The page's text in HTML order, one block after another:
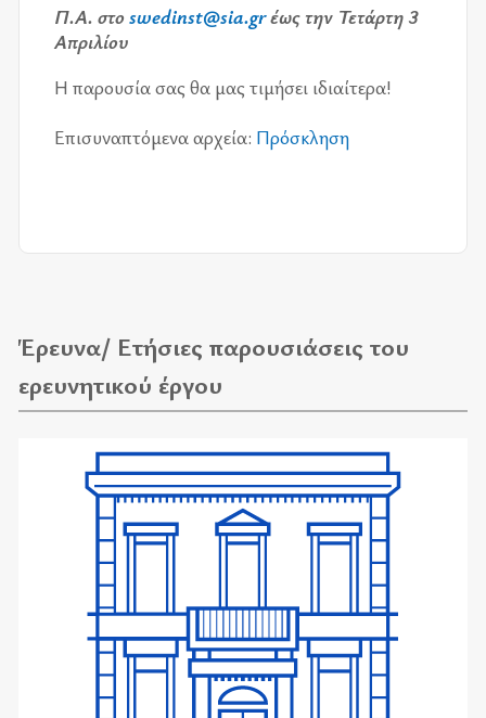
Π.Α­. στοswedinst@sia.grέως την Τετάρ­τη 3
Απρι­λί­ου
Η πα­ρου­σία σας θα μας τι­μή­σει ιδιαί­τε­ρα!
Επι­συ­να­πτό­με­να αρ­χεία: Πρό­σκλη­ση
Έρευνα/ Ετήσιες παρουσιάσεις του
ερευνητικού έργου